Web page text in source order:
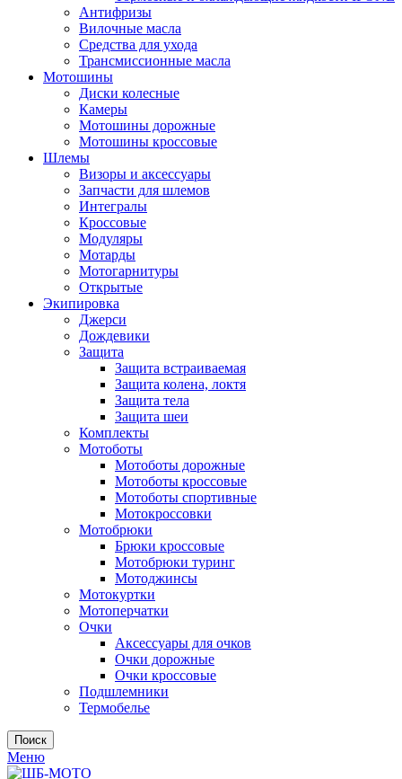
Антифризы
Вилочные масла
Средства для ухода
Трансмиссионные масла
Мотошины
Диски колесные
Камеры
Мотошины дорожные
Мотошины кроссовые
Шлемы
Визоры и аксессуары
Запчасти для шлемов
Интегралы
Кроссовые
Модуляры
Мотарды
Мотогарнитуры
Открытые
Экипировка
Джерси
Дождевики
Защита
Защита встраиваемая
Защита колена, локтя
Защита тела
Защита шеи
Комплекты
Мотоботы
Мотоботы дорожные
Мотоботы кроссовые
Мотоботы спортивные
Мотокроссовки
Мотобрюки
Брюки кроссовые
Мотобрюки туринг
Мотоджинсы
Мотокуртки
Мотоперчатки
Очки
Аксессуары для очков
Очки дорожные
Очки кроссовые
Подшлемники
Термобелье
Поиск
Меню